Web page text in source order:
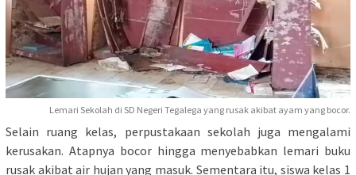
Lemari Sekolah di SD Negeri Tegalega yang rusak akibat ayam yang bocor.
Selain ruang kelas, perpustakaan sekolah juga mengalami
kerusakan. Atapnya bocor hingga menyebabkan lemari buku
rusak akibat air hujan yang masuk. Sementara itu, siswa kelas 1